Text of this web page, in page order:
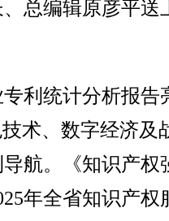
总编辑原彦平送
利统计分析报告
术、数字经济及
航。《知识产权
年全省知识产权